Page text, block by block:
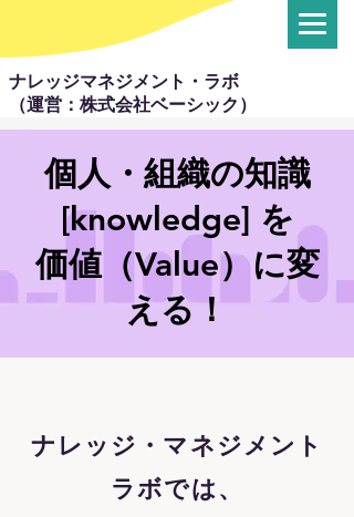
ナレッジマネジメント・ラボ
（運営：株式会社ベーシック）
個人・組織の知識
[knowledge] を
価値（Value）に変
える！
ナレッジ・マネジメント
ラボでは、